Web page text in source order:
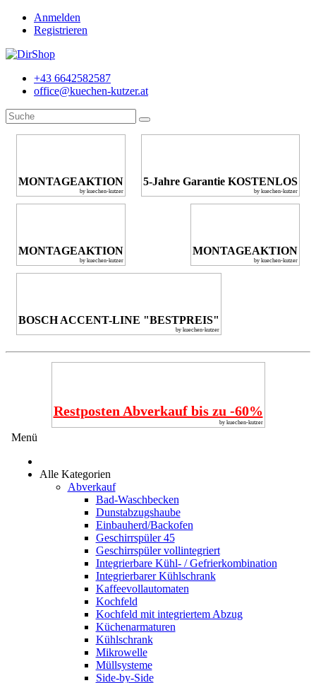
Anmelden
Registrieren
+43 6642582587
office@kuechen-kutzer.at
MONTAGEAKTION
by kuechen-kutzer
5-Jahre Garantie KOSTENLOS
by kuechen-kutzer
MONTAGEAKTION
by kuechen-kutzer
MONTAGEAKTION
by kuechen-kutzer
BOSCH ACCENT-LINE "BESTPREIS"
by kuechen-kutzer
Restposten Abverkauf bis zu -60%
by kuechen-kutzer
Menü
Alle Kategorien
Abverkauf
Bad-Waschbecken
Dunstabzugshaube
Einbauherd/Backofen
Geschirrspüler 45
Geschirrspüler vollintegriert
Integrierbare Kühl- / Gefrierkombination
Integrierbarer Kühlschrank
Kaffeevollautomaten
Kochfeld
Kochfeld mit integriertem Abzug
Küchenarmaturen
Kühlschrank
Mikrowelle
Müllsysteme
Side-by-Side